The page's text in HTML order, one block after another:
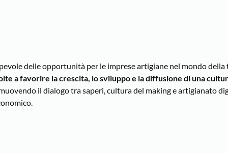
delle opportunità per le imprese artigiane nel mondo della
a favorire la crescita, lo sviluppo e la diffusione di una
il dialogo tra saperi, cultura del making e artigianato